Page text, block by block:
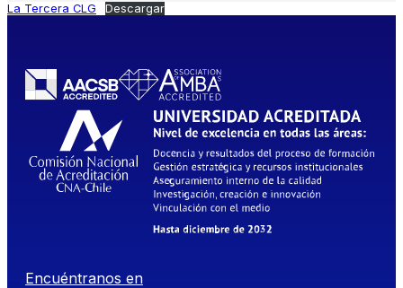
La Tercera CLG Descargar
Encuéntranos en